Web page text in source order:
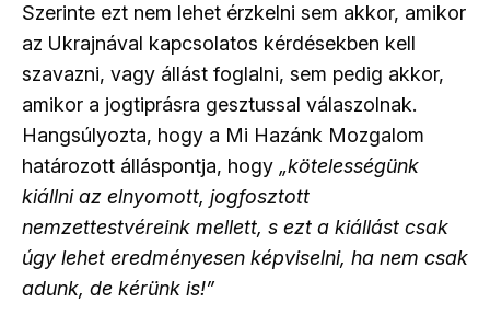
Szerinte ezt nem lehet érzkelni sem akkor, amikor
az Ukrajnával kapcsolatos kérdésekben kell
szavazni, vagy állást foglalni, sem pedig akkor,
amikor a jogtiprásra gesztussal válaszolnak.
Hangsúlyozta, hogy a Mi Hazánk Mozgalom
határozott álláspontja, hogy „kötelességünk
kiállni az elnyomott, jogfosztott
nemzettestvéreink mellett, s ezt a kiállást csak
úgy lehet eredményesen képviselni, ha nem csak
adunk, de kérünk is!”